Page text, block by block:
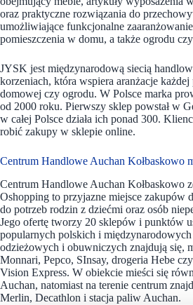
oraz praktyczne rozwiązania do
umożliwiające funkcjonalne
pomieszczenia w domu, a także ogrodu
JYSK jest międzynarodową siecią
korzeniach, która wspiera aranżacje każdej
domowej czy ogrodu. W Polsce marka
od 2000 roku. Pierwszy sklep powstał w
w całej Polsce działa ich ponad 300.
robić zakupy w sklepie online.
Centrum Handlowe Auchan Kołbaskowo
Centrum Handlowe Auchan Kołbaskowo
Oshopping to przyjazne miejsce zakupów
do potrzeb rodzin z dziećmi oraz osób
Jego ofertę tworzy 20 sklepów i punktów
popularnych polskich i
odzieżowych i obuwniczych znajdują się,
Monnari, Pepco, SInsay, drogeria Hebe
Vision Express. W obiekcie mieści się
Auchan, natomiast na terenie centrum
Merlin, Decathlon i stacja paliw Auchan.